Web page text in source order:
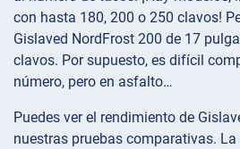
con hasta 180, 200 o 250 clavos!
Gislaved NordFrost 200 de 17
clavos. Por supuesto, es difícil
número, pero en asfalto…
Puedes ver el rendimiento de
nuestras pruebas comparativas.